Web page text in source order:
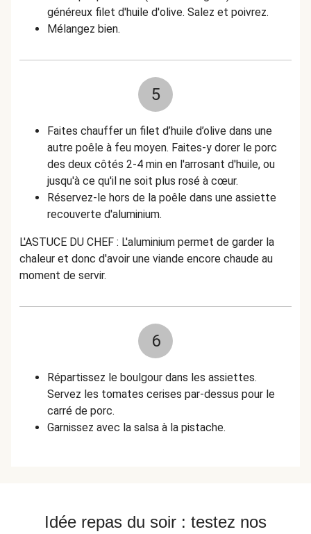
généreux filet d'huile d'olive. Salez et poivrez.
Mélangez bien.
5
Faites chauffer un filet d’huile d’olive dans une
autre poêle à feu moyen. Faites-y dorer le porc
des deux côtés 2-4 min en l'arrosant d'huile, ou
jusqu'à ce qu'il ne soit plus rosé à cœur.
Réservez-le hors de la poêle dans une assiette
recouverte d'aluminium.
L'ASTUCE DU CHEF : L'aluminium permet de garder la
chaleur et donc d'avoir une viande encore chaude au
moment de servir.
6
Répartissez le boulgour dans les assiettes.
Servez les tomates cerises par-dessus pour le
carré de porc.
Garnissez avec la salsa à la pistache.
Idée repas du soir : testez nos